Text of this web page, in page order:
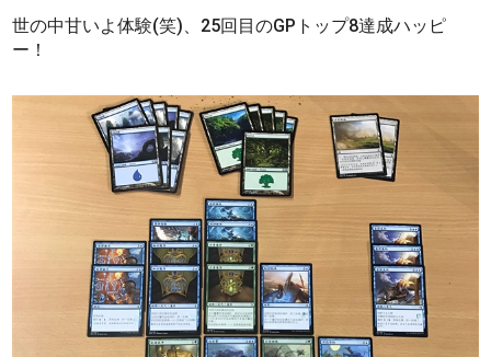
世の中甘いよ体験(笑)、25回目のGPトップ8達成ハッピ
ー！